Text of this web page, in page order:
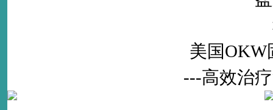
美国OKW
---高效治